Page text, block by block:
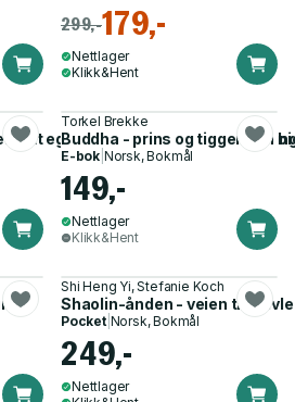
299,-179,-
Nettlager
Klikk&Hent
ditt eget sinn for å finne ro og
Torkel Brekke
Buddha - prins og tigger - en
E-bok Norsk, Bokmål
149,-
Nettlager
Klikk&Hent
Shi Heng Yi, Stefanie Koch
Shaolin-ånden - veien til
Pocket| Norsk, Bokmål
249,-
Nettlager